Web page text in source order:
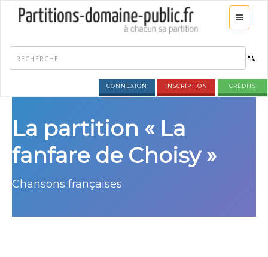
CONNEXION INSCRIPTION CRÉDITS
La partition « La
fanfare de Choisy »
Chansons françaises